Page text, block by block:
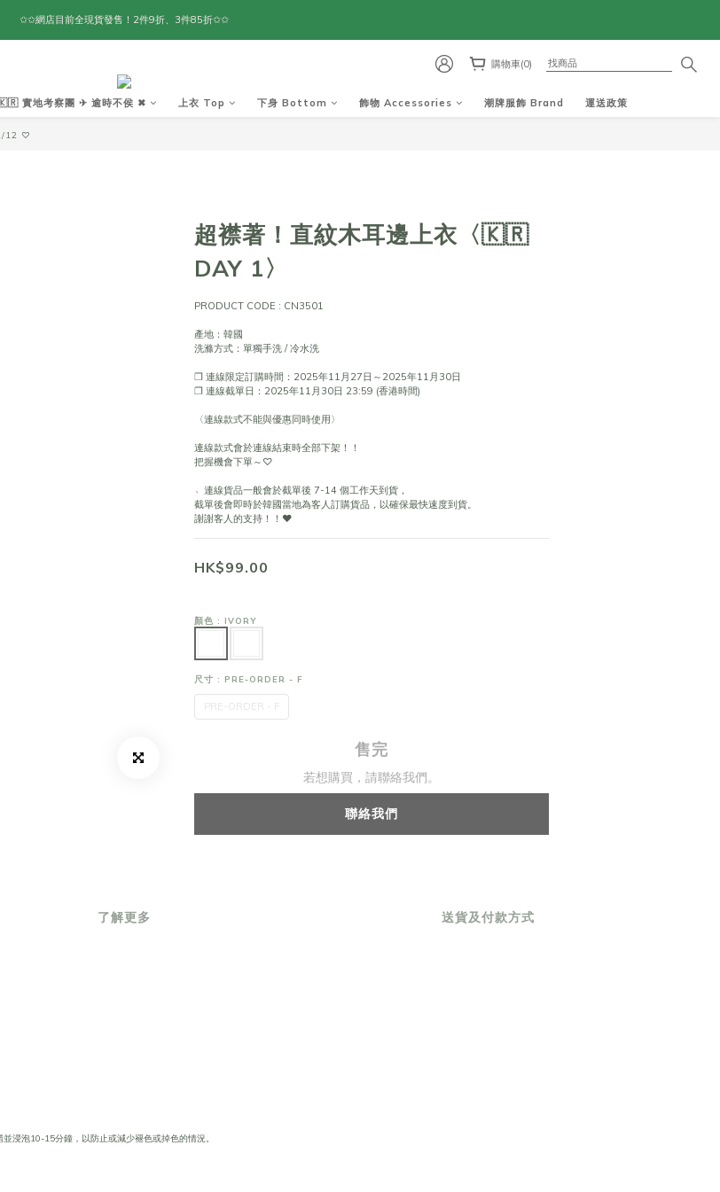
✩✩網店目前全現貨發售！2件9折、3件85折✩✩
購物車(0)
實地考察團 ✈ 逾時不侯 ✖︎ 上衣 Top 下身 Bottom 飾物 Accessories 潮牌服飾 Brand 運送政策
12 ♡
超襟著！直紋木耳邊上衣〈🇰🇷
DAY 1〉
PRODUCT CODE : CN3501
產地：韓國
洗滌方式：單獨手洗 / 冷水洗
❐ 連線限定訂購時間：2025年11月27日～2025年11月30日
❐ 連線截單日：2025年11月30日 23:59 (香港時間)
〈連線款式不能與優惠同時使用〉
連線款式會於連線結束時全部下架！！
把握機會下單～♡
﹆連線貨品一般會於截單後 7-14 個工作天到貨，
截單後會即時於韓國當地為客人訂購貨品，以確保最快速度到貨。
謝謝客人的支持！！❤
HK$99.00
顏色 : IVORY
尺寸 : PRE-ORDER - F
PRE-ORDER - F
售完
若想購買，請聯絡我們。
聯絡我們
了解更多 送貨及付款方式
浸泡10-15分鐘，以防止或減少褪色或掉色的情況。